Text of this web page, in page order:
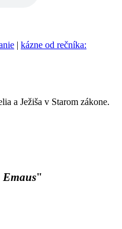
| kázne od rečníka:
a Ježiša v Starom zákone.
Emaus"